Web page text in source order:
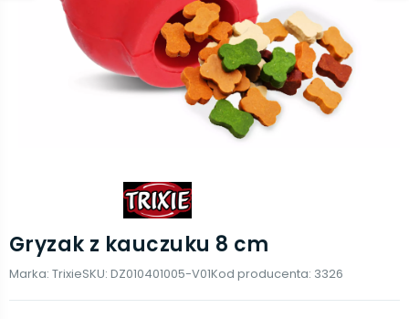
Gryzak z kauczuku 8 cm
Marka: TrixieSKU: DZ010401005-V01Kod producenta: 3326